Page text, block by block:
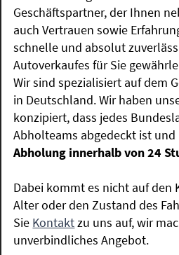
Geschäftspartner, der Ihnen
auch Vertrauen sowie
schnelle und absolut
Autoverkaufes für Sie
Wir sind spezialisiert auf dem
in Deutschland. Wir haben
konzipiert, dass jedes
Abholteams abgedeckt ist und
Abholung innerhalb von 24
Dabei kommt es nicht auf den
Alter oder den Zustand des
Sie Kontaktzu uns auf, wir
unverbindliches Angebot.